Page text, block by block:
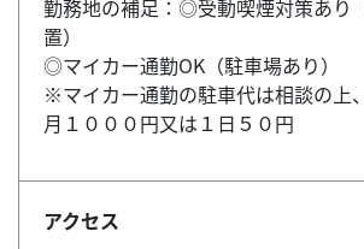
勤務地の補足：◎受動喫煙対策あり
置）
◎マイカー通勤OK（駐車場あり）
※マイカー通勤の駐車代は相談の上、
月１０００円又は１日５０円
アクセス